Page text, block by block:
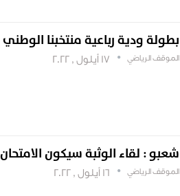
بطولة ودية رباعية منتخبنا
الموقف الرياضي 17 أيلول , 2022
شعبو : لقاء الوثبة سيكون
الموقف الرياضي 16 أيلول , 2022